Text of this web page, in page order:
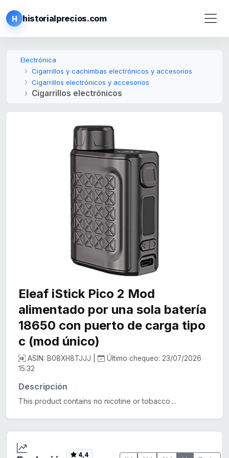
H historialprecios.com
Electrónica
Cigarrillos y cachimbas electrónicos y accesorios
Cigarrillos electrónicos y accesorios
Cigarrillos electrónicos
Eleaf iStick Pico 2 Mod
alimentado por una sola batería
18650 con puerto de carga tipo
c (mod único)
ASIN: B08XH8TJJJ |
Último chequeo: 23/07/2026
15:32
Descripción
This product contains no nicotine or tobacco....
4,4